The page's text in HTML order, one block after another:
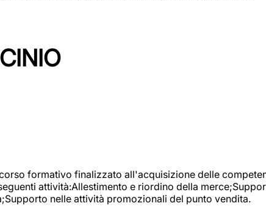
formativo finalizzato all'acquisizione delle
attività:Allestimento e riordino della
nelle attività promozionali del punto vendita.